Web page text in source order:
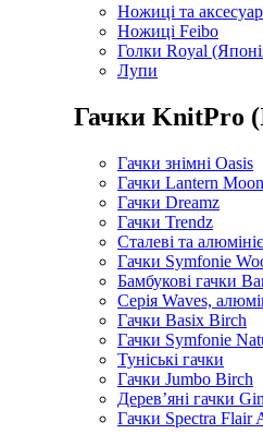
Ножиці та
Ножиці Feibo
Голки Royal
Лупи
Гачки KnitPro
Гачки знімні Oasis
Гачки Lantern Moon
Гачки Dreamz
Гачки Trendz
Сталеві та
Гачки Symfonie
Бамбукові гачки
Серія Waves,
Гачки Basix Birch
Гачки Symfonie
Туніські гачки
Гачки Jumbo Birch
Дерев’яні гачки
Гачки Spectra Flair